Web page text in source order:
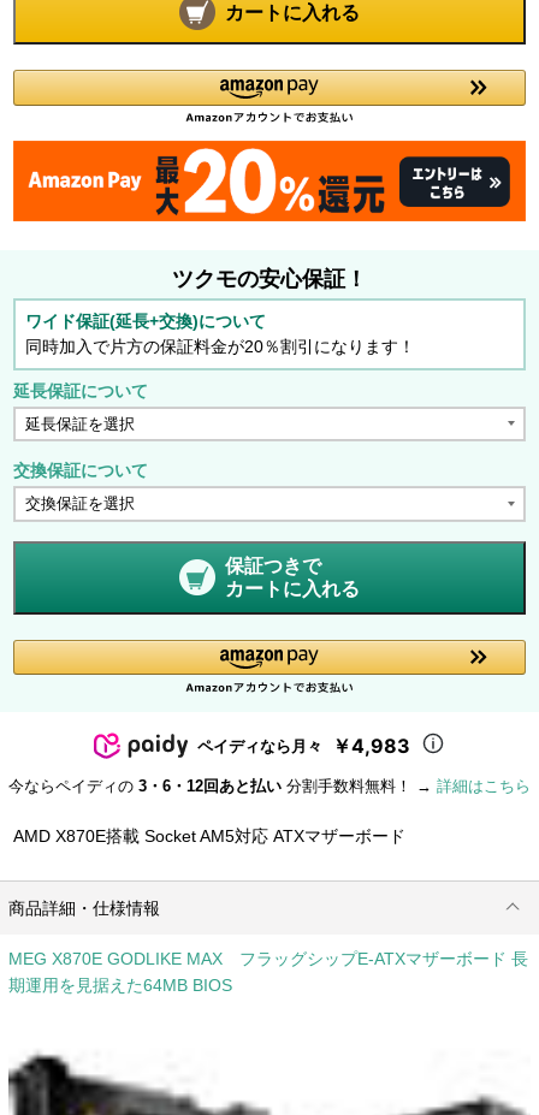
カートに入れる
ツクモの安心保証！
ワイド保証(延長+交換)について
同時加入で片方の保証料金が20％割引になります！
延長保証について
交換保証について
保証つきで
カートに入れる
ペイディなら月々 ￥4,983
今ならペイディの 3・6・12回あと払い 分割手数料無料！ → 詳細はこちら
AMD X870E搭載 Socket AM5対応 ATXマザーボード
商品詳細・仕様情報
MEG X870E GODLIKE MAX フラッグシップE-ATXマザーボード 長
期運用を見据えた64MB BIOS